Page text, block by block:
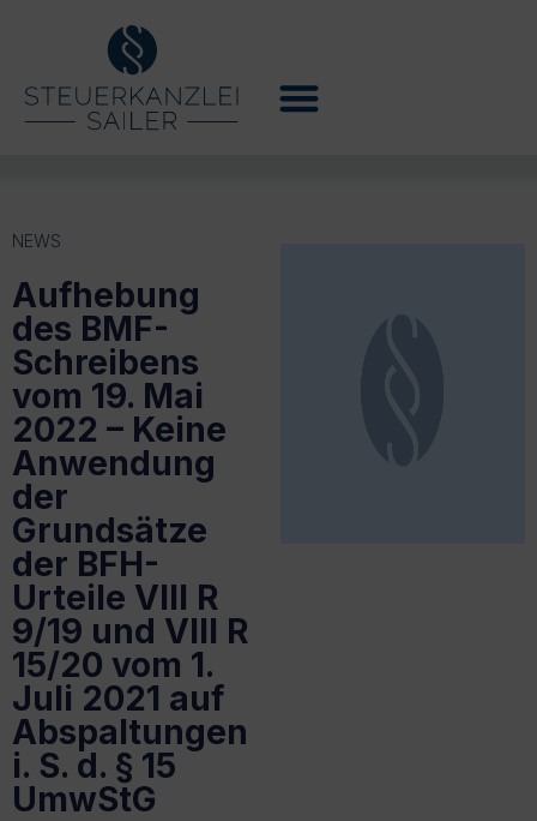
NEWS
Aufhebung
des BMF-
Schreibens
vom 19. Mai
2022 – Keine
Anwendung
der
Grundsätze
der BFH-
Urteile VIII R
9/19 und VIII R
15/20 vom 1.
Juli 2021 auf
Abspaltungen
i. S. d. § 15
UmwStG